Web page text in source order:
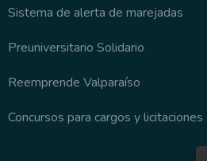
Sistema de alerta de marejadas
Preuniversitario Solidario
Reemprende Valparaíso
Concursos para cargos y licitaciones